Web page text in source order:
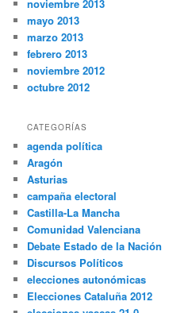
noviembre 2013
mayo 2013
marzo 2013
febrero 2013
noviembre 2012
octubre 2012
CATEGORÍAS
agenda política
Aragón
Asturias
campaña electoral
Castilla-La Mancha
Comunidad Valenciana
Debate Estado de la Nación
Discursos Políticos
elecciones autonómicas
Elecciones Cataluña 2012